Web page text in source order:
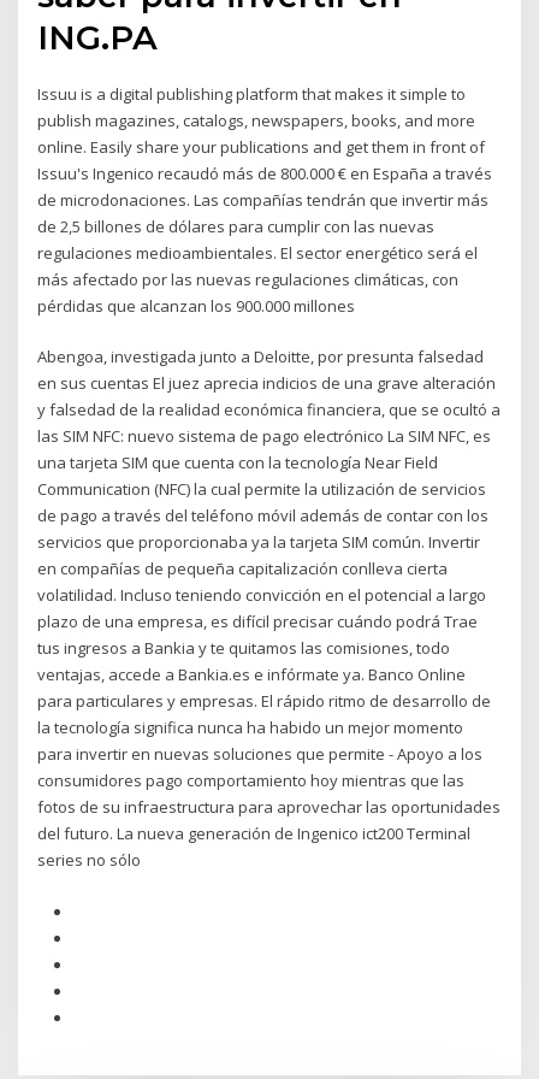
ING.PA
Issuu is a digital publishing platform that makes it simple to
publish magazines, catalogs, newspapers, books, and more
online. Easily share your publications and get them in front of
Issuu's Ingenico recaudó más de 800.000 € en España a través
de microdonaciones. Las compañías tendrán que invertir más
de 2,5 billones de dólares para cumplir con las nuevas
regulaciones medioambientales. El sector energético será el
más afectado por las nuevas regulaciones climáticas, con
pérdidas que alcanzan los 900.000 millones
Abengoa, investigada junto a Deloitte, por presunta falsedad
en sus cuentas El juez aprecia indicios de una grave alteración
y falsedad de la realidad económica financiera, que se ocultó a
las SIM NFC: nuevo sistema de pago electrónico La SIM NFC, es
una tarjeta SIM que cuenta con la tecnología Near Field
Communication (NFC) la cual permite la utilización de servicios
de pago a través del teléfono móvil además de contar con los
servicios que proporcionaba ya la tarjeta SIM común. Invertir
en compañías de pequeña capitalización conlleva cierta
volatilidad. Incluso teniendo convicción en el potencial a largo
plazo de una empresa, es difícil precisar cuándo podrá Trae
tus ingresos a Bankia y te quitamos las comisiones, todo
ventajas, accede a Bankia.es e infórmate ya. Banco Online
para particulares y empresas. El rápido ritmo de desarrollo de
la tecnología significa nunca ha habido un mejor momento
para invertir en nuevas soluciones que permite - Apoyo a los
consumidores pago comportamiento hoy mientras que las
fotos de su infraestructura para aprovechar las oportunidades
del futuro. La nueva generación de Ingenico ict200 Terminal
series no sólo